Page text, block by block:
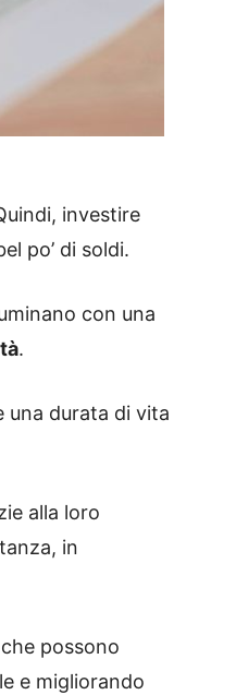
investire
po’ di soldi.
con una
.
una durata di vita
alla loro
in
possono
e migliorando